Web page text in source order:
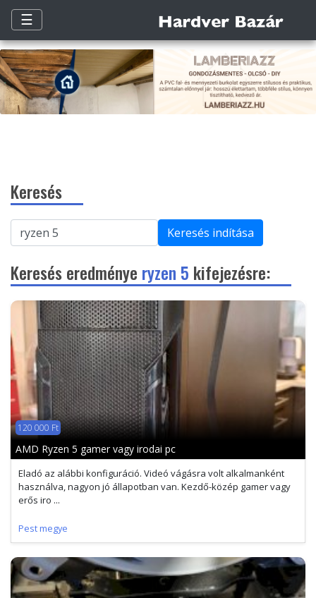
☰
Keresés
Keresés indítása
Keresés eredménye ryzen 5 kifejezésre:
120 000 Ft
AMD Ryzen 5 gamer vagy irodai pc
Eladó az alábbi konfiguráció. Videó vágásra volt alkalmanként
használva, nagyon jó állapotban van. Kezdő-közép gamer vagy
erős iro ...
Pest megye